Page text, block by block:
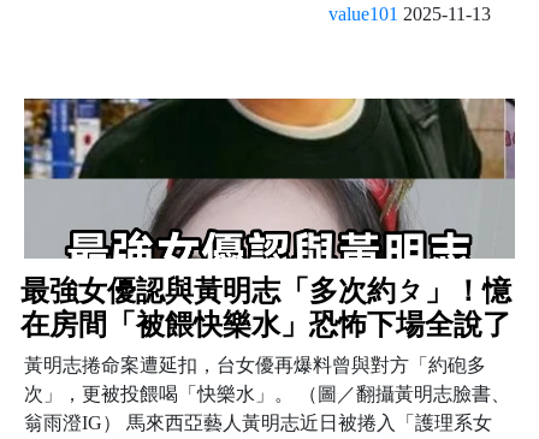
value101 2025-11-13
最強女優認與黃明志「多次約ㄆ」！憶
在房間「被餵快樂水」恐怖下場全說了
黃明志捲命案遭延扣，台女優再爆料曾與對方「約砲多
次」，更被投餵喝「快樂水」。 （圖／翻攝黃明志臉書、
翁雨澄IG） 馬來西亞藝人黃明志近日被捲入「護理系女